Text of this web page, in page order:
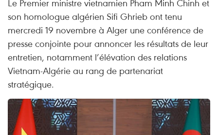
Le Premier ministre vietnamien Pham Minh Chinh et
son homologue algérien Sifi Ghrieb ont tenu
mercredi 19 novembre à Alger une conférence de
presse conjointe pour annoncer les résultats de leur
entretien, notamment l’élévation des relations
Vietnam-Algérie au rang de partenariat
stratégique.